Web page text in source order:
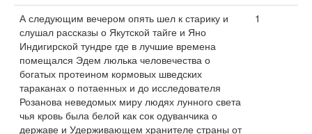
А следующим вечером опять шел к старику и
слушал рассказы о Якутской тайге и Яно
Индигирской тундре где в лучшие времена
помещался Эдем люлька человечества о
богатых протеином кормовых шведских
тараканах о потаенных и до исследователя
Розанова неведомых миру людях лунного света
чья кровь была белой как сок одуванчика о
державе и Удерживающем хранителе страны от
1